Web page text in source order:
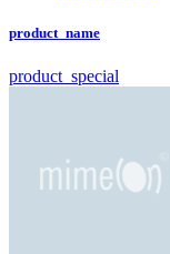
product_name
product_special